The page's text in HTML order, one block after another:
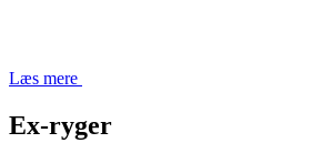
Læs mere
Ex-ryger